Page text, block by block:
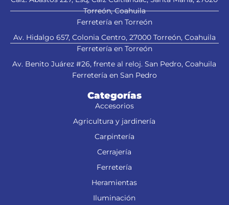
Torreón, Coahuila
Ferretería en Torreón
Av. Hidalgo 657, Colonia Centro, 27000 Torreón, Coahuila
Ferretería en Torreón
Av. Benito Juárez #26, frente al reloj. San Pedro, Coahuila
Ferretería en San Pedro
Categorías
Accesorios
Agricultura y jardinería
Carpintería
Cerrajería
Ferretería
Heramientas
Iluminación